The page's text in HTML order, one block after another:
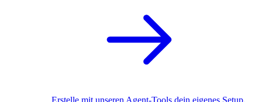
Erstelle mit unseren Agent-Tools dein eigenes Setup.